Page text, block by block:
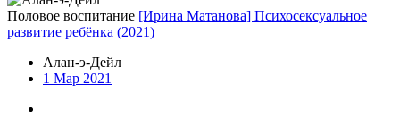
Половое воспитание [Ирина Матанова] Психосексуальное
развитие ребёнка (2021)
Алан-э-Дейл
1 Мар 2021